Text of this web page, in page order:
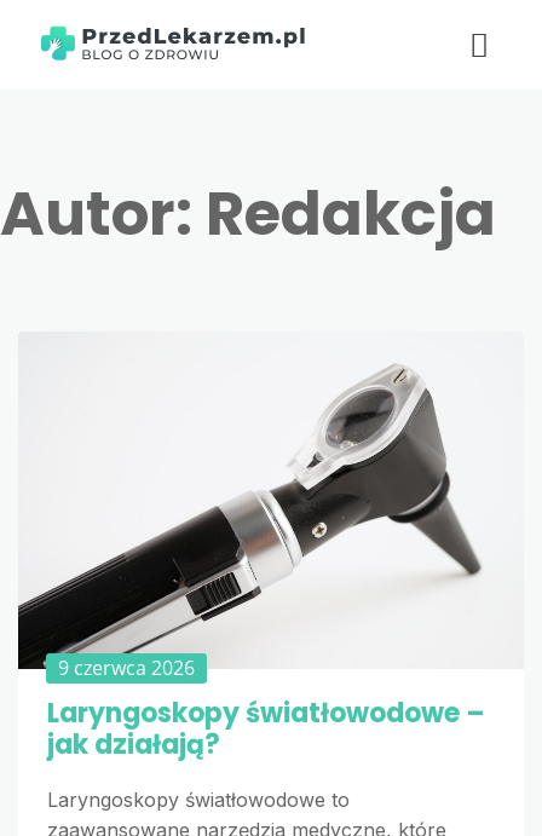
Autor: Redakcja
9 czerwca 2026
Laryngoskopy światłowodowe –
jak działają?
Laryngoskopy światłowodowe to
zaawansowane narzędzia medyczne, które